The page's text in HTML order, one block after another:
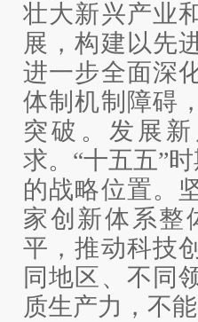
壮大新兴产业
展，构建以先
进一步全面深
体制机制障碍
突破。发展
求。“十五五”
的战略位置。
家创新体系整
平，推动科技
同地区、不同
质生产力，不能